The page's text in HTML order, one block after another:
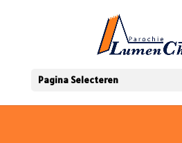
Pagina Selecteren